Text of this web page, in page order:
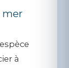
mer
à